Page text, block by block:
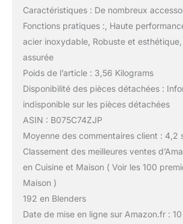
Caractéristiques : De nombreux
Fonctions pratiques :, Haute
acier inoxydable, Robuste et
assurée
Poids de l’article : 3,56 Kilograms
Disponibilité des pièces détachées :
indisponible sur les pièces détachées
ASIN : B075C74ZJP
Moyenne des commentaires client : 4,2
Classement des meilleures ventes
en Cuisine et Maison ( Voir les 100
Maison )
192 en Blenders
Date de mise en ligne sur Amazon.fr :